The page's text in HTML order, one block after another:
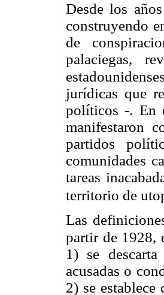
Desde los
construyendo
de
palaciegas,
jurídicas que
políticos -. En
manifestaron
partidos
comunidades
tareas
territorio de
Las
partir de 1928,
1) se
acusadas o
2) se